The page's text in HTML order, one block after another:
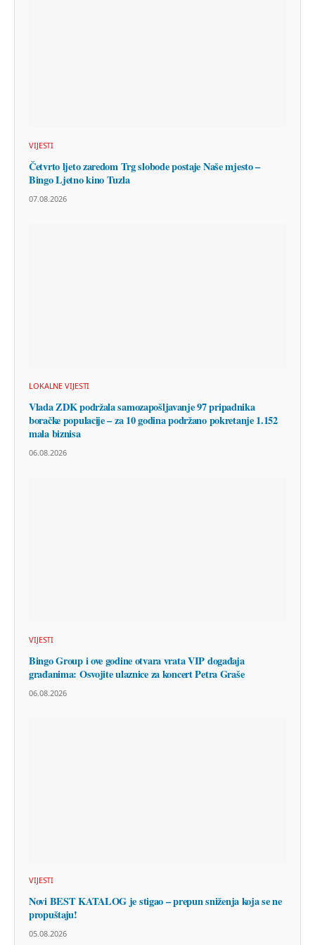
VIJESTI
Četvrto ljeto zaredom Trg slobode postaje Naše mjesto –
Bingo Ljetno kino Tuzla
07.08.2026
LOKALNE VIJESTI
Vlada ZDK podržala samozapošljavanje 97 pripadnika
boračke populacije – za 10 godina podržano pokretanje 1.152
mala biznisa
06.08.2026
VIJESTI
Bingo Group i ove godine otvara vrata VIP događaja
građanima: Osvojite ulaznice za koncert Petra Graše
06.08.2026
VIJESTI
Novi BEST KATALOG je stigao – prepun sniženja koja se ne
propuštaju!
05.08.2026